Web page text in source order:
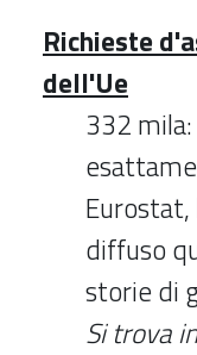
Richieste
dell'Ue
332
diffuso
storie di
Si trova in